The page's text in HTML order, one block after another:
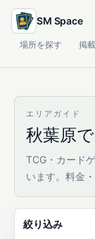
SM Space
場所を探す 掲
エリアガイド
秋葉原
TCG・カード
います。料金
絞り込み